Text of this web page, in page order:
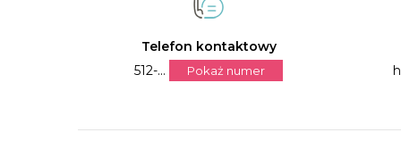
Telefon kontaktowy
512-...
Pokaż numer